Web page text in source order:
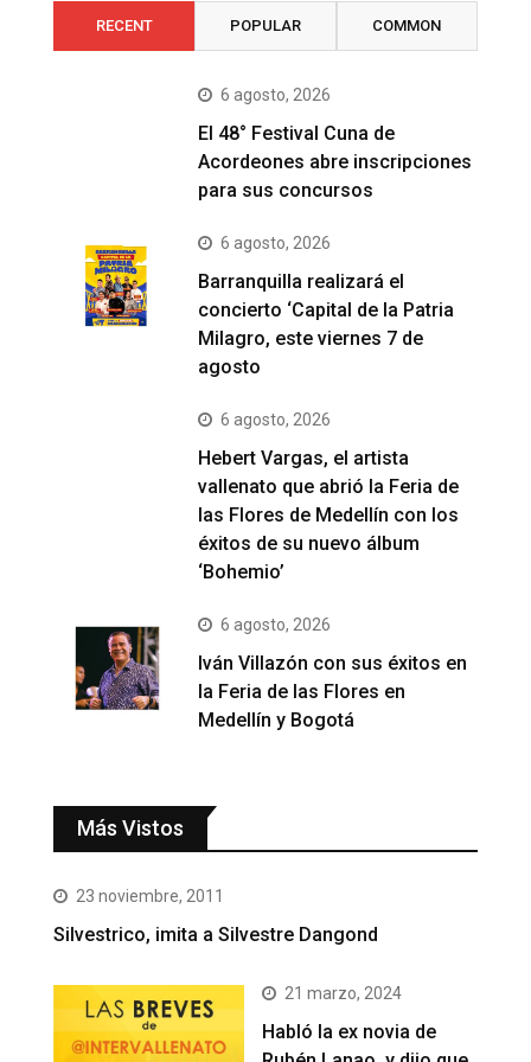
RECENT POPULAR COMMON
6 agosto, 2026
El 48° Festival Cuna de
Acordeones abre inscripciones
para sus concursos
6 agosto, 2026
Barranquilla realizará el
concierto ‘Capital de la Patria
Milagro, este viernes 7 de
agosto
6 agosto, 2026
Hebert Vargas, el artista
vallenato que abrió la Feria de
las Flores de Medellín con los
éxitos de su nuevo álbum
‘Bohemio’
6 agosto, 2026
Iván Villazón con sus éxitos en
la Feria de las Flores en
Medellín y Bogotá
Más Vistos
23 noviembre, 2011
Silvestrico, imita a Silvestre Dangond
21 marzo, 2024
Habló la ex novia de